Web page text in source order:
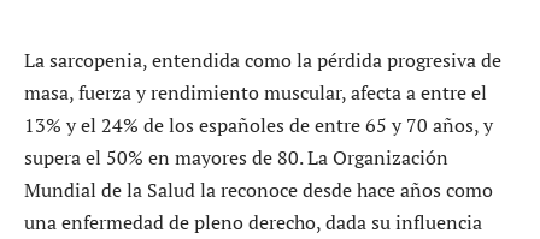
La sarcopenia, entendida como la pérdida progresiva de
masa, fuerza y rendimiento muscular, afecta a entre el
13% y el 24% de los españoles de entre 65 y 70 años, y
supera el 50% en mayores de 80. La Organización
Mundial de la Salud la reconoce desde hace años como
una enfermedad de pleno derecho, dada su influencia